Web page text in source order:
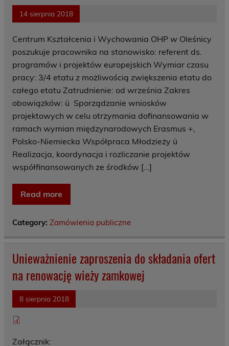
14 sierpnia 2018
Centrum Kształcenia i Wychowania OHP w Oleśnicy
poszukuje pracownika na stanowisko: referent ds.
programów i projektów europejskich Wymiar czasu
pracy: 3/4 etatu z możliwością zwiększenia etatu do
całego etatu Zatrudnienie: od września Zakres
obowiązków: ü Sporządzanie wniosków
projektowych w celu otrzymania dofinansowania w
ramach wymian międzynarodowych Erasmus +,
Polsko-Niemiecka Współpraca Młodzieży ü
Realizacja, koordynacja i rozliczanie projektów
współfinansowanych ze środków […]
Read more
Category: Zamówienia publiczne
Unieważnienie zaproszenia do składania ofert
na renowację wieży zamkowej
8 sierpnia 2018
Załącznik: